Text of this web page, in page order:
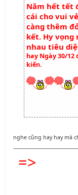
Năm hết tết
cái cho vui
càng thêm
kết. Hy vọng
nhau tiêu
hay Ngày 30/12
kiến.
nghe cũng hay hay mà
=>